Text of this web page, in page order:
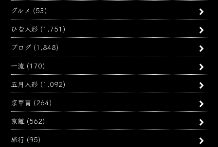
グルメ (53)
ひな人形 (1,751)
ブログ (1,848)
一流 (170)
五月人形 (1,092)
京甲冑 (264)
京雛 (562)
旅行 (95)